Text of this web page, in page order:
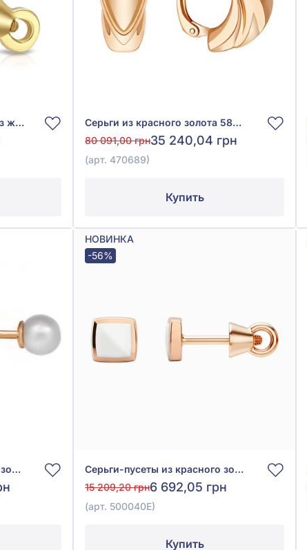
Серьги-пусеты «Шарики» из жёлтого золота 585°, арт. 580077М
Серьги из красного золота 585° без вставки, арт. 470689
80 091,00 грн35 240,04 грн
(арт. 470689)
Купить
Серьги-пусеты из красного золота 585° с жемчугом, арт. 520092
НОВИНКА
-56%
Серьги-пусеты из красного золота 585° с эмалью, арт. 500040Е
15 209,20 грн6 692,05 грн
(арт. 500040Е)
Купить